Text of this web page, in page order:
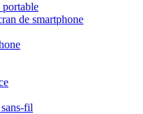
portable
de smartphone
fil